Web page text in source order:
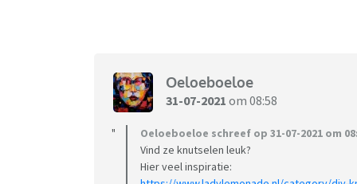
Oeloeboeloe
31-07-2021 om 08:58
Oeloeboeloe schreef op 31-07-2021 om
Vind ze knutselen leuk?
Hier veel inspiratie: